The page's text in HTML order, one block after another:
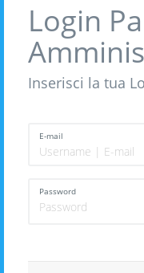
Login
Inserisci la tua
E-mail
Password